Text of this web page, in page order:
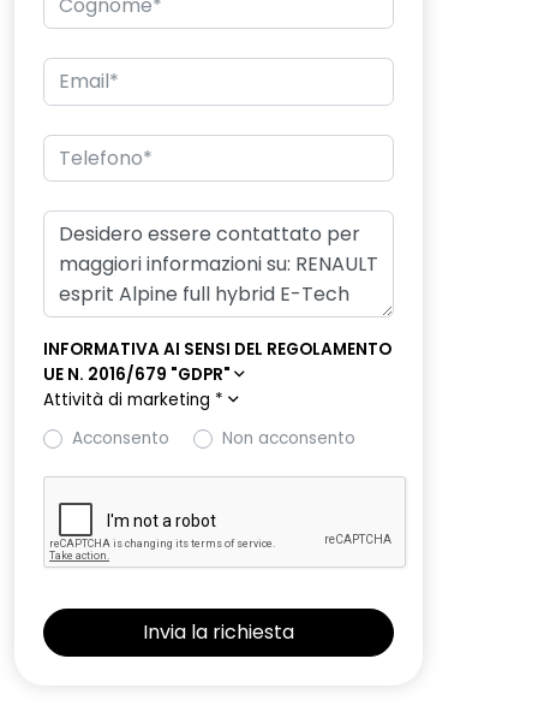
INFORMATIVA AI SENSI DEL REGOLAMENTO
UE N. 2016/679 "GDPR"
Attività di marketing *
Acconsento
Non acconsento